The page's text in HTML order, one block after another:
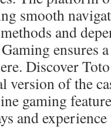
smooth
and
ensures
Discover
version of the
gaming
and